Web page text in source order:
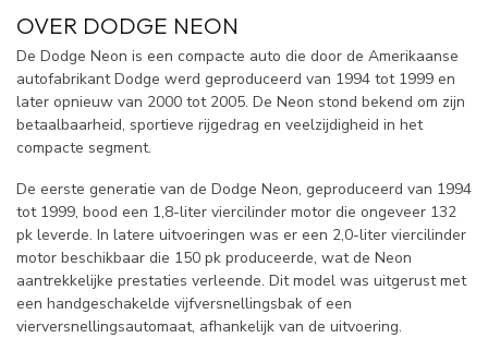
OVER DODGE NEON
De Dodge Neon is een compacte auto die door de Amerikaanse
autofabrikant Dodge werd geproduceerd van 1994 tot 1999 en
later opnieuw van 2000 tot 2005. De Neon stond bekend om zijn
betaalbaarheid, sportieve rijgedrag en veelzijdigheid in het
compacte segment.
De eerste generatie van de Dodge Neon, geproduceerd van 1994
tot 1999, bood een 1,8-liter viercilinder motor die ongeveer 132
pk leverde. In latere uitvoeringen was er een 2,0-liter viercilinder
motor beschikbaar die 150 pk produceerde, wat de Neon
aantrekkelijke prestaties verleende. Dit model was uitgerust met
een handgeschakelde vijfversnellingsbak of een
vierversnellingsautomaat, afhankelijk van de uitvoering.